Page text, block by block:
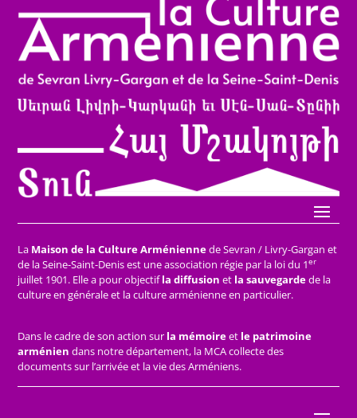
La Maison de la Culture Arméniennede Sevran / Livry-Gargan et
de la Seine-Saint-Denis est une association régie par la loi du 1er
juillet 1901. Elle a pour objectifla diffusion et la sauvegardede la
culture en générale et la culture arménienne en particulier.
Dans le cadre de son action sur la mémoireet le patrimoine
arménien dans notre département, la MCA collecte des
documents sur l’arrivée et la vie des Arméniens.